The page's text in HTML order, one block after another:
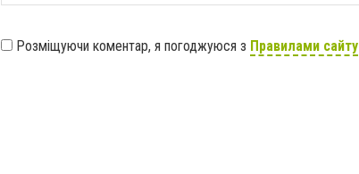
Розміщуючи коментар, я погоджуюся з Правилами сайту